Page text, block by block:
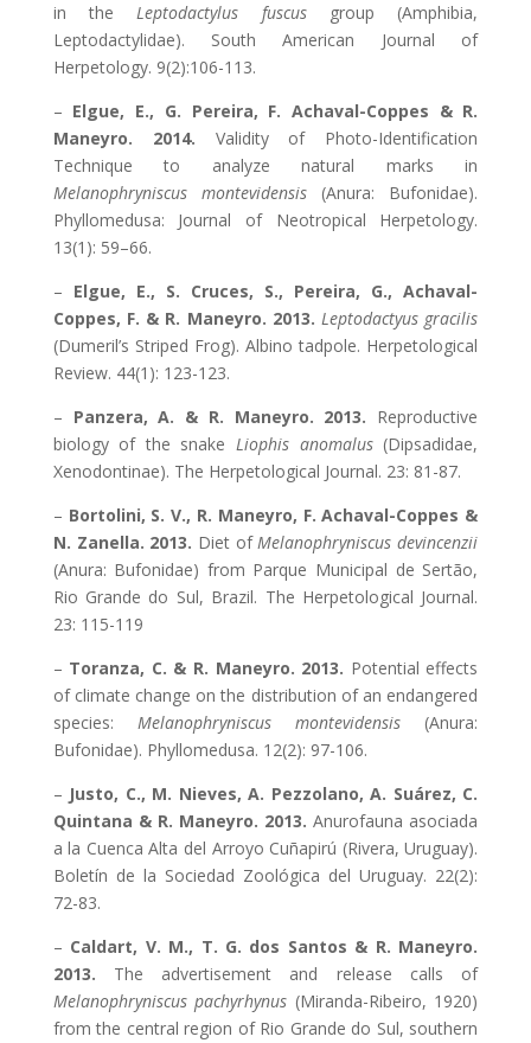
in theLeptodactylus fuscusgroup (Amphibia,
Leptodactylidae). South American Journal of
Herpetology. 9(2):106-113.
– Elgue, E., G. Pereira, F. Achaval-Coppes & R.
Maneyro. 2014. Validity of Photo-Identification
Technique to analyze natural marks in
Melanophryniscus montevidensis(Anura: Bufonidae).
Phyllomedusa: Journal of Neotropical Herpetology.
13(1): 59–66.
– Elgue, E., S. Cruces, S., Pereira, G., Achaval-
Coppes, F. & R. Maneyro. 2013. Leptodactyus gracilis
(Dumeril’s Striped Frog). Albino tadpole. Herpetological
Review. 44(1): 123-123.
– Panzera, A. & R. Maneyro. 2013. Reproductive
biology of the snakeLiophis anomalus(Dipsadidae,
Xenodontinae). The Herpetological Journal. 23: 81-87.
– Bortolini, S. V., R. Maneyro, F. Achaval-Coppes &
N. Zanella. 2013. Diet ofMelanophryniscus devincenzii
(Anura: Bufonidae) from Parque Municipal de Sertão,
Rio Grande do Sul, Brazil. The Herpetological Journal.
23: 115-119
– Toranza, C. & R. Maneyro. 2013. Potential effects
of climate change on the distribution of an endangered
species: Melanophryniscus montevidensis (Anura:
Bufonidae). Phyllomedusa. 12(2): 97-106.
– Justo, C., M. Nieves, A. Pezzolano, A. Suárez, C.
Quintana & R. Maneyro. 2013. Anurofauna asociada
a la Cuenca Alta del Arroyo Cuñapirú (Rivera, Uruguay).
Boletín de la Sociedad Zoológica del Uruguay. 22(2):
72-83.
– Caldart, V. M., T. G. dos Santos & R. Maneyro.
2013. The advertisement and release calls of
Melanophryniscus pachyrhynus (Miranda-Ribeiro, 1920)
from the central region of Rio Grande do Sul, southern